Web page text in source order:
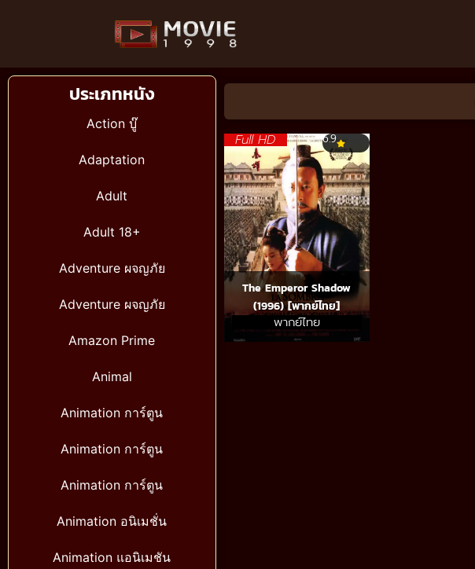
ประเภทหนัง
Action บู๊
Adaptation
Adult
Adult 18+
Adventure ผจญภัย
Adventure ผจญภัย
Amazon Prime
Animal
Animation การ์ตูน
Animation การ์ตูน
Animation การ์ตูน
Animation อนิเมชั่น
Animation แอนิเมชัน
Full HD 6.9
The Emperor Shadow
(1996) [พากย์ไทย]
พากย์ไทย